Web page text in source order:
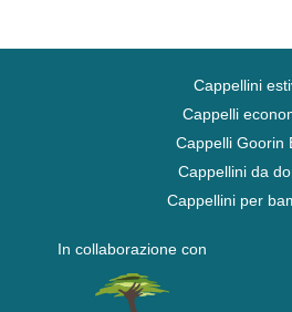
Cappellini
Cappelli
Cappelli Goorin
Cappellini da
Cappellini per
In collaborazione con